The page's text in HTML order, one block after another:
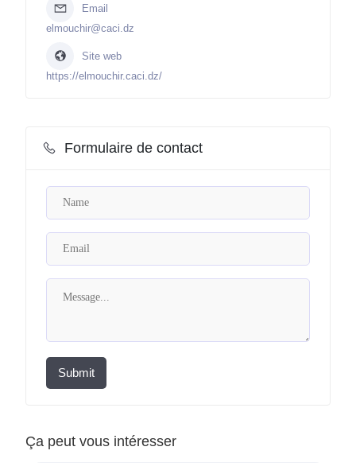
Email
elmouchir@caci.dz
Site web
https://elmouchir.caci.dz/
Formulaire de contact
Submit
Ça peut vous intéresser